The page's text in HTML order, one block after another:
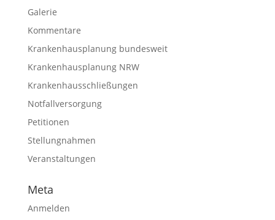
Galerie
Kommentare
Krankenhausplanung bundesweit
Krankenhausplanung NRW
Krankenhausschließungen
Notfallversorgung
Petitionen
Stellungnahmen
Veranstaltungen
Meta
Anmelden